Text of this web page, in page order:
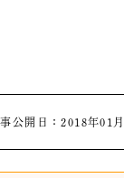
公開日：2018年01